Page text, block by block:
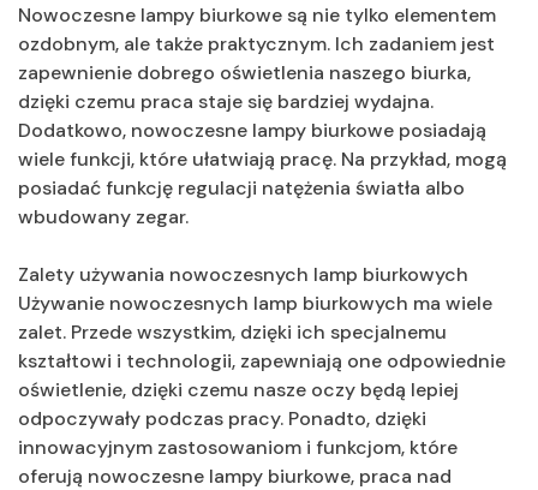
Nowoczesne lampy biurkowe są nie tylko elementem
ozdobnym, ale także praktycznym. Ich zadaniem jest
zapewnienie dobrego oświetlenia naszego biurka,
dzięki czemu praca staje się bardziej wydajna.
Dodatkowo, nowoczesne lampy biurkowe posiadają
wiele funkcji, które ułatwiają pracę. Na przykład, mogą
posiadać funkcję regulacji natężenia światła albo
wbudowany zegar.
Zalety używania nowoczesnych lamp biurkowych
Używanie nowoczesnych lamp biurkowych ma wiele
zalet. Przede wszystkim, dzięki ich specjalnemu
kształtowi i technologii, zapewniają one odpowiednie
oświetlenie, dzięki czemu nasze oczy będą lepiej
odpoczywały podczas pracy. Ponadto, dzięki
innowacyjnym zastosowaniom i funkcjom, które
oferują nowoczesne lampy biurkowe, praca nad